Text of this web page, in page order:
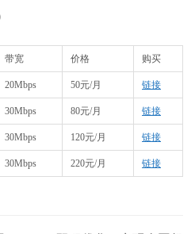
带宽 价格 购买
20Mbps 50元/月 链接
30Mbps 80元/月 链接
30Mbps 120元/月 链接
30Mbps 220元/月 链接